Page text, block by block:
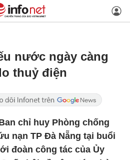
nước ngày càng
thuỷ điện
chỉ huy Phòng chống
nạn TP Đà Nẵng tại buổi
đoàn công tác của Ủy